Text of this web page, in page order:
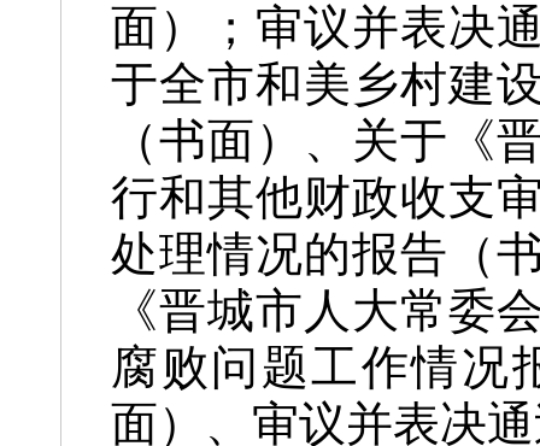
面）；审议并表决
于全市和美乡村建
（书面）、关于《
行和其他财政收支
处理情况的报告（
《晋城市人大常委
腐败问题工作情况
面）、审议并表决